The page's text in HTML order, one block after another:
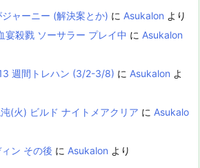
ャーニー (解決案とか) に Asukalon より
宴殺戮 ソーサラー プレイ中 に Asukalon
週間トレハン (3/2-3/8) に Asukalon よ
(火) ビルド ナイトメアクリア に Asukalo
ン その後 に Asukalon より